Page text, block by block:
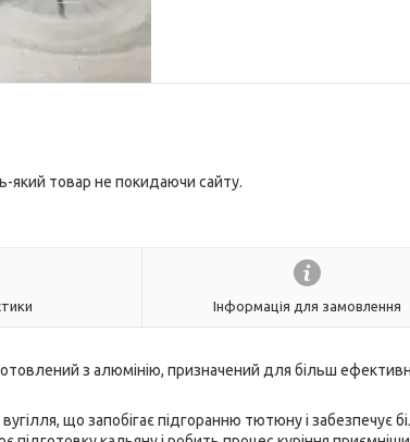
який товар не покидаючи сайту.
Інформація для замовлення
з алюмінію, призначений для більш
що запобігає підгоранню тютюну і забезпечує